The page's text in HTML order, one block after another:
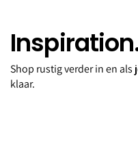
Aerolight
Shop rustig verder in en als
klaar.